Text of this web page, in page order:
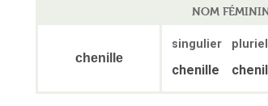
NOM
chenille
singulier pluriel
chenille